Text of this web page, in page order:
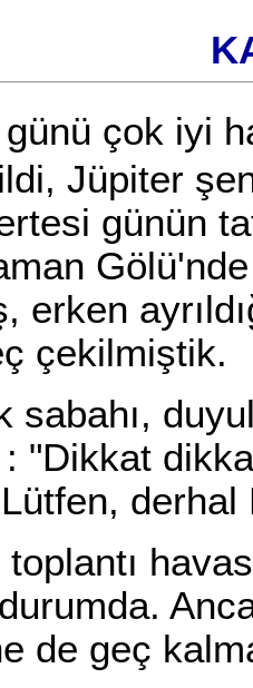
günü çok iyi
Jüpiter
günün
erken
çekilmiştik.
: "Dikkat
Lütfen,
de geç